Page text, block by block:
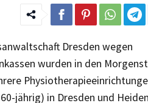
Dresden wegen
wurden in den
jährig) in Dresden und